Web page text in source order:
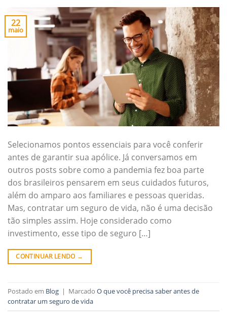
22
maio
Selecionamos pontos essenciais para você conferir
antes de garantir sua apólice. Já conversamos em
outros posts sobre como a pandemia fez boa parte
dos brasileiros pensarem em seus cuidados futuros,
além do amparo aos familiares e pessoas queridas.
Mas, contratar um seguro de vida, não é uma decisão
tão simples assim. Hoje considerado como
investimento, esse tipo de seguro […]
CONTINUAR LENDO →
Postado em Blog | Marcado O que você precisa saber antes de
contratar um seguro de vida